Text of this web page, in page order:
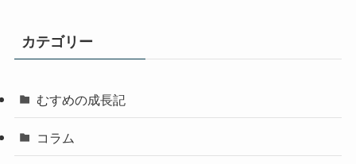
カテゴリー
むすめの成長記
コラム